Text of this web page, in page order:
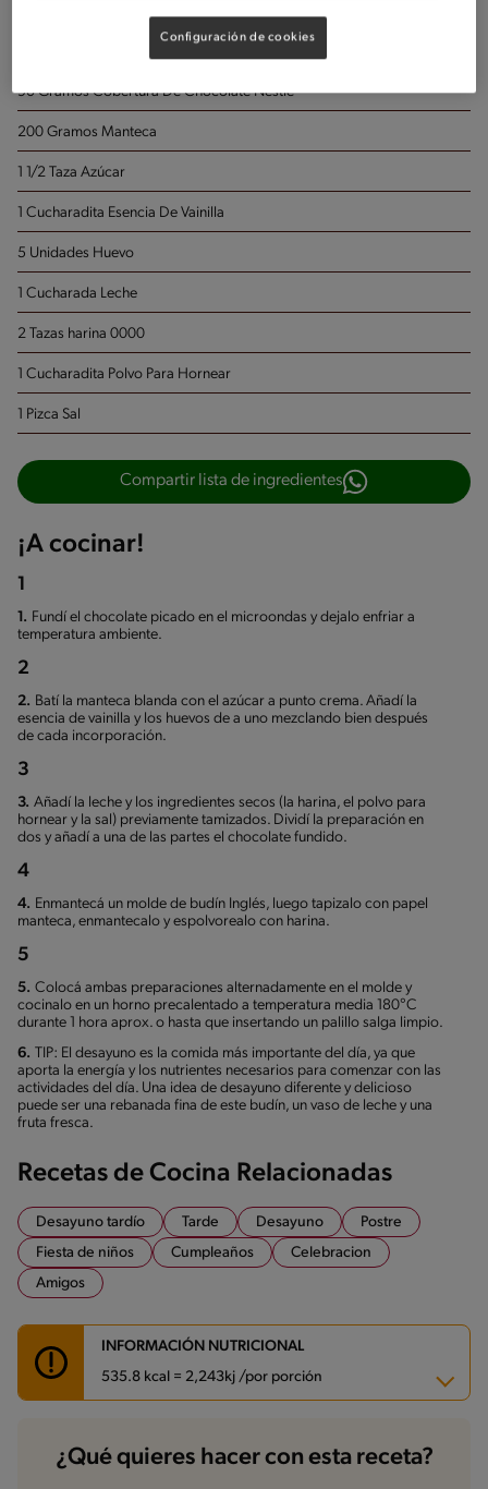
90 Gramos Cobertura De Chocolate Nestlé
200 Gramos Manteca
1 1/2 Taza Azúcar
1 Cucharadita Esencia De Vainilla
5 Unidades Huevo
1 Cucharada Leche
2 Tazas harina 0000
1 Cucharadita Polvo Para Hornear
1 Pizca Sal
Compartir lista de ingredientes
¡A cocinar!
1
1. Fundí el chocolate picado en el microondas y dejalo enfriar a
temperatura ambiente.
2
2. Batí la manteca blanda con el azúcar a punto crema. Añadí la
esencia de vainilla y los huevos de a uno mezclando bien después
de cada incorporación.
3
3. Añadí la leche y los ingredientes secos (la harina, el polvo para
hornear y la sal) previamente tamizados. Dividí la preparación en
dos y añadí a una de las partes el chocolate fundido.
4
4. Enmantecá un molde de budín Inglés, luego tapizalo con papel
manteca, enmantecalo y espolvorealo con harina.
5
5. Colocá ambas preparaciones alternadamente en el molde y
cocinalo en un horno precalentado a temperatura media 180°C
durante 1 hora aprox. o hasta que insertando un palillo salga limpio.
6. TIP: El desayuno es la comida más importante del día, ya que
aporta la energía y los nutrientes necesarios para comenzar con las
actividades del día. Una idea de desayuno diferente y delicioso
puede ser una rebanada fina de este budín, un vaso de leche y una
fruta fresca.
Recetas de Cocina Relacionadas
Desayuno tardío Tarde Desayuno
Postre
Fiesta de niños
Cumpleaños
Celebracion
Amigos
INFORMACIÓN NUTRICIONAL
535.8 kcal = 2,243kj /por porción
Carbohidratos
62.8 g
Energía 535.8 kcal
¿Qué quieres hacer con esta receta?
Configuración de cookies